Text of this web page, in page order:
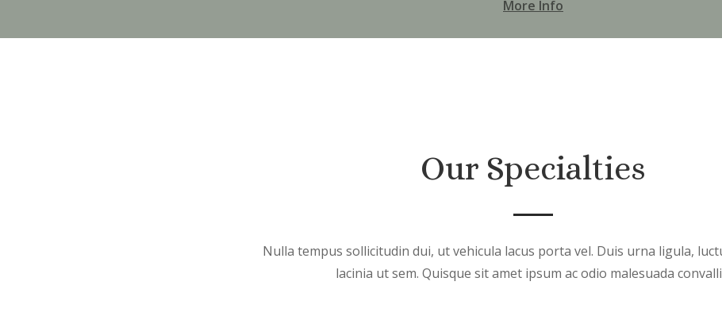
More Info
Our Specialties
Nulla tempus sollicitudin dui, ut vehicula lacus porta vel. Duis urna ligula,
lacinia ut sem. Quisque sit amet ipsum ac odio malesuada